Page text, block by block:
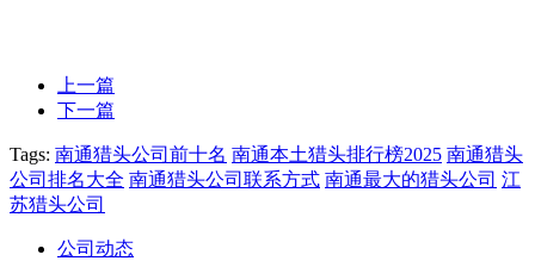
上一篇
下一篇
Tags: 南通猎头公司前十名 南通本土猎头排行榜2025 南通猎头
公司排名大全 南通猎头公司联系方式 南通最大的猎头公司 江
苏猎头公司
公司动态